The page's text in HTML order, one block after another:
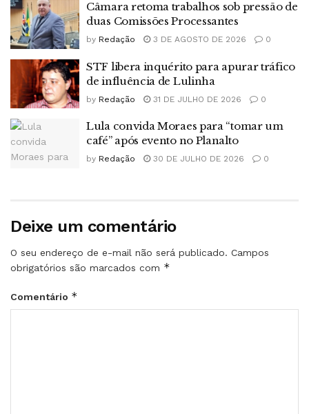
Câmara retoma trabalhos sob pressão de
duas Comissões Processantes
by Redação 3 DE AGOSTO DE 2026 0
STF libera inquérito para apurar tráfico
de influência de Lulinha
by Redação 31 DE JULHO DE 2026 0
Lula convida Moraes para “tomar um
café” após evento no Planalto
by Redação 30 DE JULHO DE 2026 0
Deixe um comentário
O seu endereço de e-mail não será publicado. Campos
obrigatórios são marcados com *
Comentário *